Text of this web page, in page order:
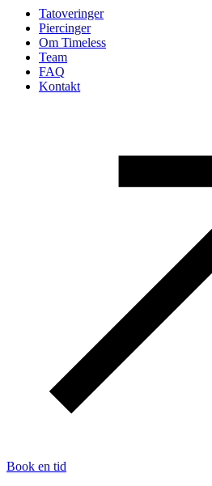
Tatoveringer
Piercinger
Om Timeless
Team
FAQ
Kontakt
Book en tid